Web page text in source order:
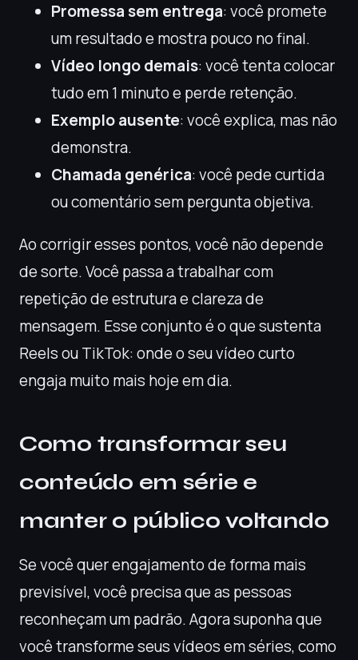
Promessa sem entrega: você promete
um resultado e mostra pouco no final.
Vídeo longo demais: você tenta colocar
tudo em 1 minuto e perde retenção.
Exemplo ausente: você explica, mas não
demonstra.
Chamada genérica: você pede curtida
ou comentário sem pergunta objetiva.
Ao corrigir esses pontos, você não depende
de sorte. Você passa a trabalhar com
repetição de estrutura e clareza de
mensagem. Esse conjunto é o que sustenta
Reels ou TikTok: onde o seu vídeo curto
engaja muito mais hoje em dia.
Como transformar seu
conteúdo em série e
manter o público voltando
Se você quer engajamento de forma mais
previsível, você precisa que as pessoas
reconheçam um padrão. Agora suponha que
você transforme seus vídeos em séries, como